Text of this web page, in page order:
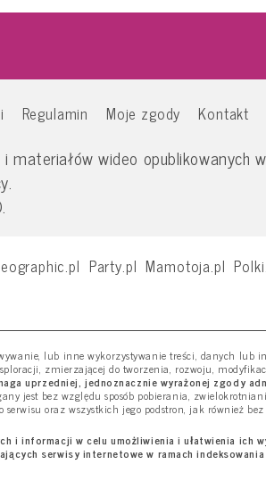
Regulamin Moje zgody Kontakt
wideo opublikowanych
Party.pl Mamotoja.pl
lub inne wykorzystywanie treści, danych lub
zmierzającej do tworzenia, rozwoju,
uprzedniej, jednoznacznie wyrażonej zgody
jest bez względu sposób pobierania,
oraz wszystkich jego podstron, jak również
i informacji w celu umożliwienia i ułatwienia ich
serwisy internetowe w ramach